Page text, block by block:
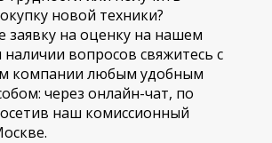
новой техники?
заявку на оценку на нашем
наличии вопросов свяжитесь с
компании любым удобным
через онлайн-чат, по
наш комиссионный